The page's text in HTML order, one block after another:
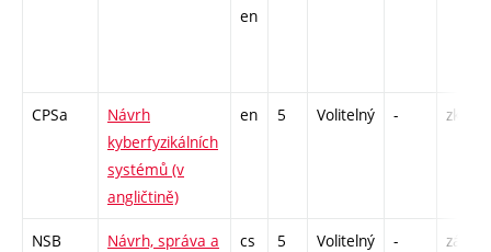
en
CPSa
Návrh
kyberfyzikálních
systémů (v
angličtině)
en 5 Volitelný - zk
NSB
Návrh, správa a
cs 5 Volitelný - zá,zk